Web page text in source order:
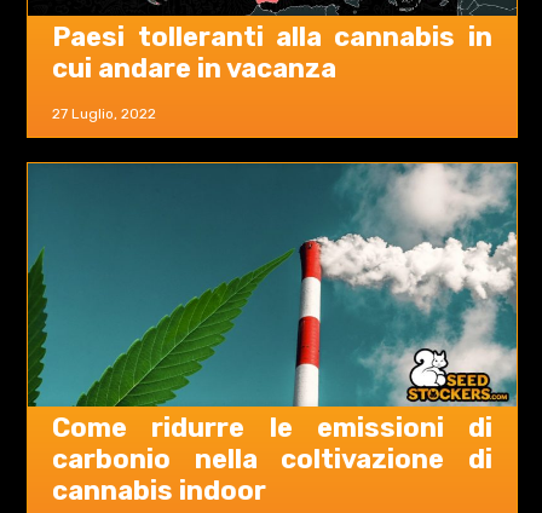
27 Luglio, 2022
Paesi tolleranti alla cannabis in
cui andare in vacanza
Come ridurre le emissioni di
carbonio nella coltivazione di
cannabis indoor